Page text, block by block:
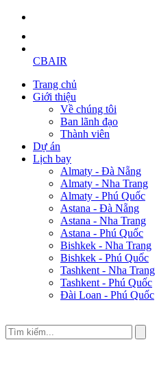
CBAIR
Trang chủ
Giới thiệu
Về chúng tôi
Ban lãnh đạo
Thành viên
Dự án
Lịch bay
Almaty - Đà Nẵng
Almaty - Nha Trang
Almaty - Phú Quốc
Astana - Đà Nẵng
Astana - Nha Trang
Astana - Phú Quốc
Bishkek - Nha Trang
Bishkek - Phú Quốc
Tashkent - Nha Trang
Tashkent - Phú Quốc
Đài Loan - Phú Quốc